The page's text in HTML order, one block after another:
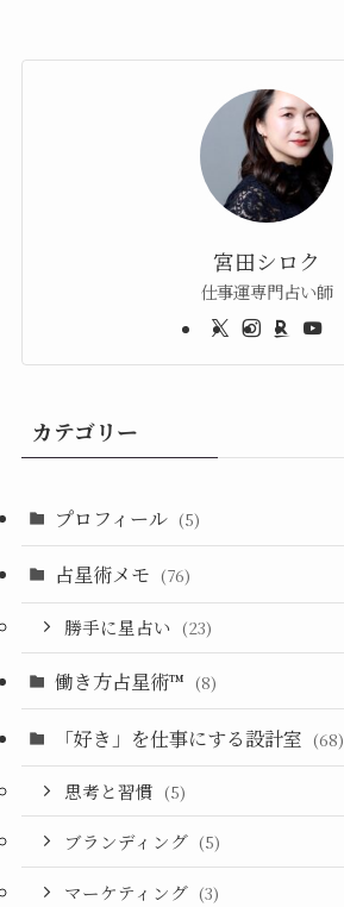
宮田シロク
仕事運専門占い師
カテゴリー
プロフィール (5)
占星術メモ (76)
勝手に星占い (23)
働き方占星術™︎ (8)
「好き」を仕事にする設計室 (68)
思考と習慣 (5)
ブランディング (5)
マーケティング (3)